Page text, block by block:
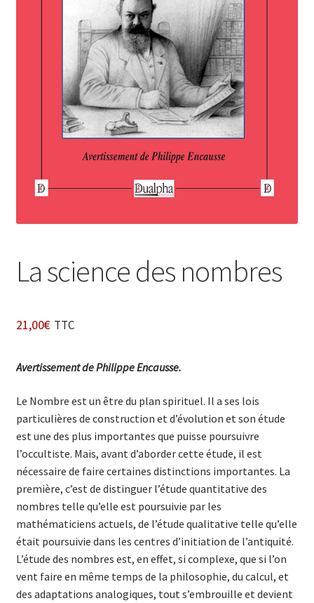
Login Customizer
Nous Contacter
Politique de confidentialité et cookies
Suivi de la Commande
La science des nombres
21,00€ TTC
Avertissement de Philippe Encausse.
Le Nombre est un être du plan spirituel. Il a ses lois
particulières de construction et d’évolution et son étude
est une des plus importantes que puisse poursuivre
l’occultiste. Mais, avant d’aborder cette étude, il est
nécessaire de faire certaines distinctions importantes. La
première, c’est de distinguer l’étude quantitative des
nombres telle qu’elle est poursuivie par les
mathématiciens actuels, de l’étude qualitative telle qu’elle
était poursuivie dans les centres d’initiation de l’antiquité.
L’étude des nombres est, en effet, si complexe, que si l’on
vent faire en même temps de la philosophie, du calcul, et
des adaptations analogiques, tout s’embrouille et devient